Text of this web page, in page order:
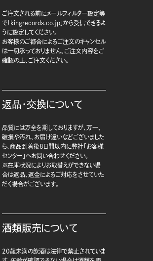
ご注文される前にメールフィルター設定等
で「kingrecords.co.jp」から受信できるよ
うに設定してください。
お客様のご都合によるご注文のキャンセル
は一切承っておりません。ご注文内容をご
確認の上、ご注文ください。
返品・交換について
品質には万全を期しておりますが、万一、
破損や汚れ、お届け違いなどございました
ら、商品到着後8日間以内に弊社「お客様
センター」へお問い合わせください。
※在庫状況によりお取替えができない場
合は返品、返金によるご対応をさせていた
だく場合がございます。
酒類販売について
20歳未満の飲酒は法律で禁止されていま